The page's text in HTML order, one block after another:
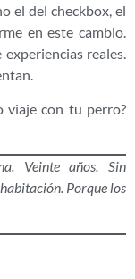
el del checkbox, el
en este cambio.
reales.
viaje con tu perro?
Veinte años. Sin
Porque los